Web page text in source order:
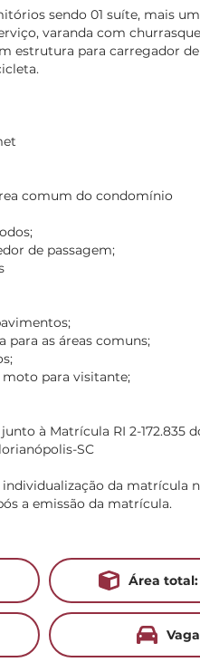
sendo 01 suíte, mais
varanda com
estrutura para carregador
comum do condomínio
de passagem;
para as áreas comuns;
moto para visitante;
à Matrícula RI 2-172.835
SC
da matrícula
a emissão da matrícula.
Área total: